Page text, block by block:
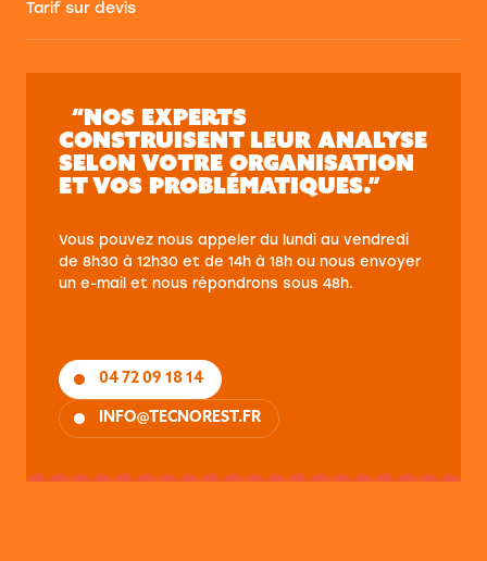
Tarif sur devis
“NOS EXPERTS
CONSTRUISENT LEUR ANALYSE
SELON VOTRE ORGANISATION
ET VOS PROBLÉMATIQUES.”
Vous pouvez nous appeler du lundi au vendredi
de 8h30 à 12h30 et de 14h à 18h ou nous envoyer
un e-mail et nous répondrons sous 48h.
04 72 09 18 14
INFO@TECNOREST.FR